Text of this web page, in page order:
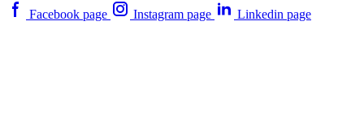
Facebook page
Instagram page Linkedin page